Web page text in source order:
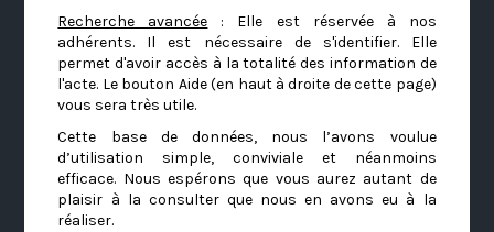
Recherche avancée : Elle est réservée à nos
adhérents. Il est nécessaire de s'identifier. Elle
permet d'avoir accès à la totalité des information de
l'acte. Le bouton Aide (en haut à droite de cette page)
vous sera très utile.
Cette base de données, nous l’avons voulue
d’utilisation simple, conviviale et néanmoins
efficace. Nous espérons que vous aurez autant de
plaisir à la consulter que nous en avons eu à la
réaliser.